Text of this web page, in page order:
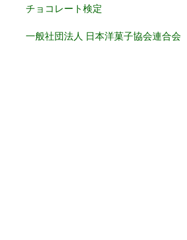
チョコレート検定
一般社団法人 日本洋菓子協会連合会